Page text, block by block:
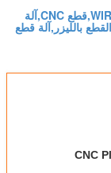
آلة المعالجة,آلة استخراج النفط,آلة القطع,الـ WIRE EDM,قطع CNC,آلة
بالليزر,آلة قطع
CNC